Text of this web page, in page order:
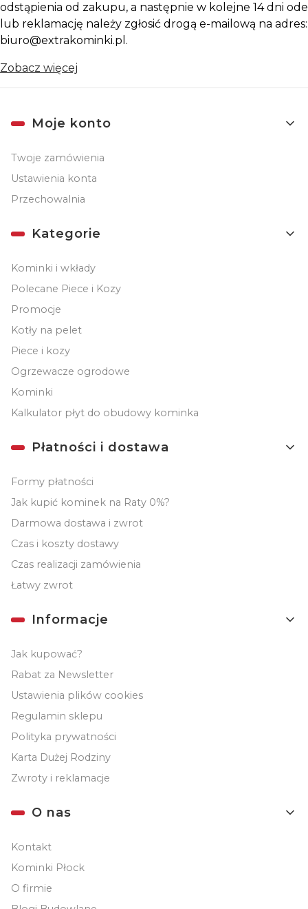
odstąpienia od zakupu, a następnie w kolejne 14 dni
lub reklamację należy zgłosić drogą e-mailową na adres:
biuro@extrakominki.pl.
Zobacz więcej
Linki w stopce
Moje konto
Twoje zamówienia
Ustawienia konta
Przechowalnia
Kategorie
Kominki i wkłady
Polecane Piece i Kozy
Promocje
Kotły na pelet
Piece i kozy
Ogrzewacze ogrodowe
Kominki
Kalkulator płyt do obudowy kominka
Płatności i dostawa
Formy płatności
Jak kupić kominek na Raty 0%?
Darmowa dostawa i zwrot
Czas i koszty dostawy
Czas realizacji zamówienia
Łatwy zwrot
Informacje
Jak kupować?
Rabat za Newsletter
Ustawienia plików cookies
Regulamin sklepu
Polityka prywatności
Karta Dużej Rodziny
Zwroty i reklamacje
O nas
Kontakt
Kominki Płock
O firmie